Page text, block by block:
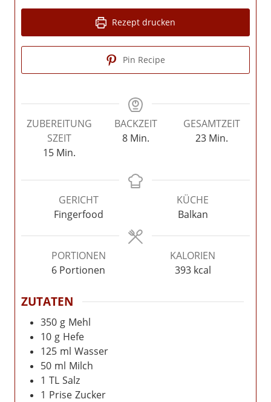
Rezept drucken
Pin Recipe
ZUBEREITUNG
SZEIT
15Minuten
Min.
BACKZEIT
8Minuten
Min.
GESAMTZEIT
23Minuten
Min.
GERICHT
Fingerfood
KÜCHE
Balkan
PORTIONEN
6 Portionen
KALORIEN
393 kcal
ZUTATEN
350 g Mehl
10 g Hefe
125 ml Wasser
50 ml Milch
1 TL Salz
1 Prise Zucker